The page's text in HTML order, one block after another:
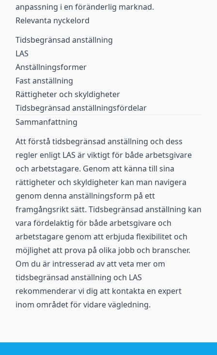
anpassning i en föränderlig marknad.
Relevanta nyckelord
Tidsbegränsad anställning
LAS
Anställningsformer
Fast anställning
Rättigheter och skyldigheter
Tidsbegränsad anställningsfördelar
Sammanfattning
Att förstå tidsbegränsad anställning och dess
regler enligt LAS är viktigt för både arbetsgivare
och arbetstagare. Genom att känna till sina
rättigheter och skyldigheter kan man navigera
genom denna anställningsform på ett
framgångsrikt sätt. Tidsbegränsad anställning kan
vara fördelaktig för både arbetsgivare och
arbetstagare genom att erbjuda flexibilitet och
möjlighet att prova på olika jobb och branscher.
Om du är intresserad av att veta mer om
tidsbegränsad anställning och LAS
rekommenderar vi dig att kontakta en expert
inom området för vidare vägledning.